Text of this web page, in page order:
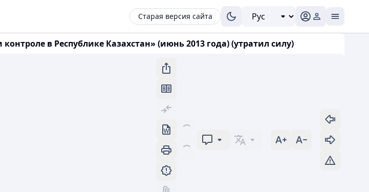
Старая версия сайта
в Республике Казахстан» (июнь 2013 года) (утратил силу)